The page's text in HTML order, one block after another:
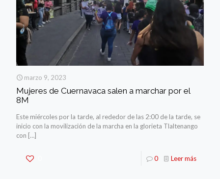
marzo 9, 2023
Mujeres de Cuernavaca salen a marchar por el
8M
Este miércoles por la tarde, al rededor de las 2:00 de la tarde, se
inicio con la movilización de la marcha en la glorieta Tlaltenango
con […]
0 Leer más